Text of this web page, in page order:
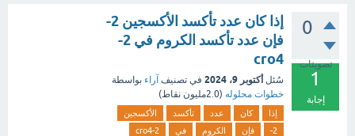
0
تصويتات
1
إجابة
إذا كان عدد تأكسد الأكسجين 2-
فإن عدد تأكسد الكروم في 2-
cro4
سُئل أكتوبر 9، 2024 في تصنيف آراء بواسطة
خطوات محلوله (2.0مليون نقاط)
إذا كان عدد تأكسد
الأكسجين
2-
فإن الكروم في 2-cro4